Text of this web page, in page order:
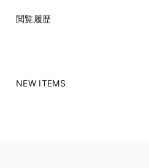
閲覧履歴
NEW ITEMS